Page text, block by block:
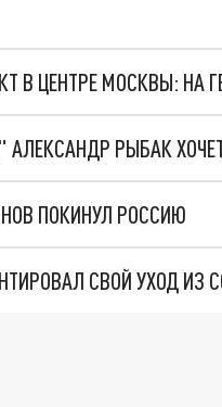
В ЦЕНТРЕ МОСКВЫ: НА
РЫБАК
ПОКИНУЛ РОССИЮ
СВОЙ УХОД ИЗ